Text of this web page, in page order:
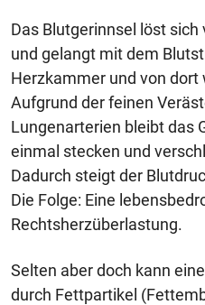
Das Blutgerinnsel löst
und gelangt mit dem
Herzkammer und von dort
Aufgrund der feinen
Lungenarterien bleibt das
einmal stecken und
Dadurch steigt der
Die Folge: Eine
Rechtsherzüberlastung.
Selten aber doch kann
durch Fettpartikel